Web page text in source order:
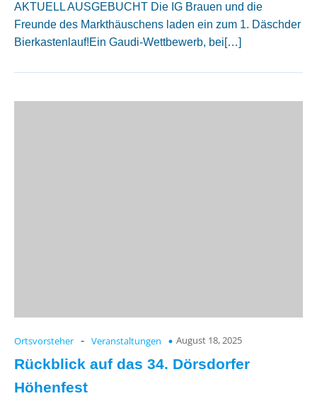
AKTUELL AUSGEBUCHT Die IG Brauen und die
Freunde des Markthäuschens laden ein zum 1. Däschder
Bierkastenlauf!Ein Gaudi-Wettbewerb, bei[…]
Ortsvorsteher - Veranstaltungen August 18, 2025
Rückblick auf das 34. Dörsdorfer
Höhenfest